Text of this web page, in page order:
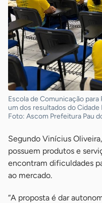
Escola de Comunicação
um dos resultados do Cidade
Foto: Ascom Prefeitura Pau
Segundo Vinícius
possuem produtos e
encontram dificuldades
ao mercado.
“A proposta é dar